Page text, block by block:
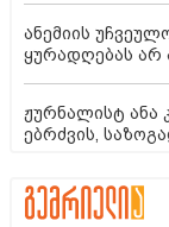
ანემიის
ყურადღებას არ
ჟურნალისტ ანა
ებრძვის,